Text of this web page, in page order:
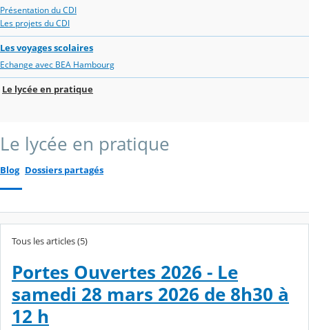
Présentation du CDI
Les projets du CDI
Les voyages scolaires
Echange avec BEA Hambourg
Le lycée en pratique
Le lycée en pratique
Blog Dossiers partagés
Tous les articles (5)
Portes Ouvertes 2026 - Le
samedi 28 mars 2026 de 8h30 à
12 h